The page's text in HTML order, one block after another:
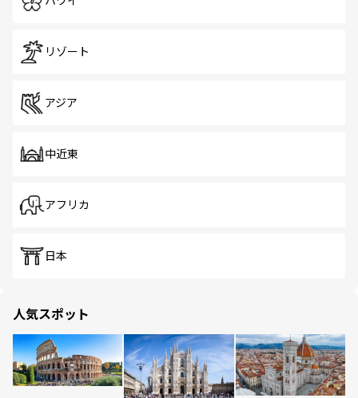
リゾート
アジア
中近東
アフリカ
日本
人気スポット